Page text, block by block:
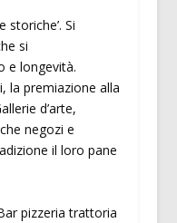
storiche’. Si
si
e longevità.
la premiazione alla
d’arte,
negozi e
il loro pane
pizzeria trattoria